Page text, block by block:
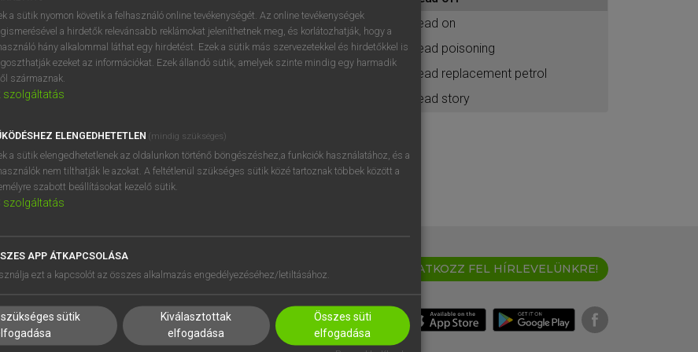
BELÉPÉS
próbaverziójának elindításához
regisztrálok ésbelépek.
REGISZTRÁCIÓ
lead on
lead poisoning
lead replacement petrol
lead story
SÚGÓ
RÓLUNK
SÜTI BEÁLLÍTÁSOK
IRATKOZZ FEL HÍRLEVELÜNKRE!
a sütik nyomon követik a felhasználó online tevékenységét. Az online tevékenységek
a hirdetők relevánsabb reklámokat jeleníthetnek meg, és korlátozhatják, hogy a
hány alkalommal láthat egy hirdetést. Ezek a sütik más szervezetekkel és hirdetőkkel is
ezeket az információkat. Ezek állandó sütik, amelyek szinte mindig egy harmadik
származnak.
szolgáltatás
ELENGEDHETETLEN (mindig szükséges)
a sütik elengedhetetlenek az oldalunkon történő böngészéshez,a funkciók használatához, és a
nem tilthatják le azokat. A feltétlenül szükséges sütik közé tartoznak többek között a
szabott beállításokat kezelő sütik.
szolgáltatás
APP ÁTKAPCSOLÁSA
ezt a kapcsolót az összes alkalmazás engedélyezéséhez/letiltásához.
sütik
Kiválasztottak
elfogadása
Összes süti
elfogadása